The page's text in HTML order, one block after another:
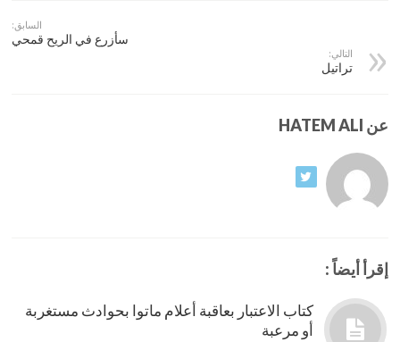
السابق:
سأزرع في الريح قمحي
التالي:
تراتيل
عن HATEM ALI
إقرأ أيضاً :
كتاب الاعتبار بعاقبة أعلام ماتوا بحوادث مستغربة
أو مرعبة